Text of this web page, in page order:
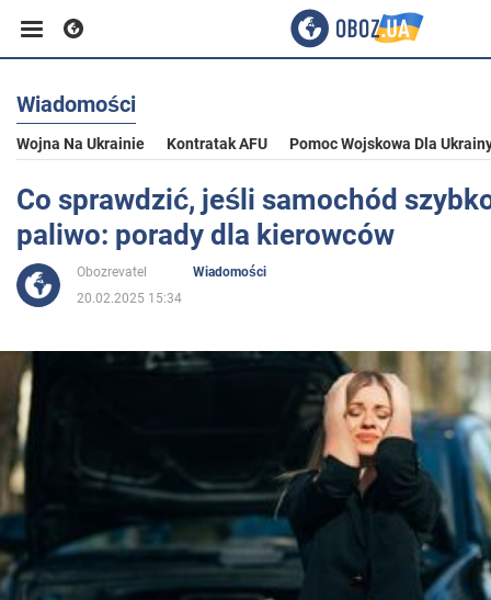
Biznes
Sport
Rozrywka
Polityka
Społeczeństwo
Wojna na Ukrainie
Wiadomości
Wojna Na Ukrainie Kontratak AFU Pomoc Wojskowa Dla
Co sprawdzić, jeśli samochód
paliwo: porady dla kierowców
Obozrevatel
Wiadomości
20.02.2025 15:34